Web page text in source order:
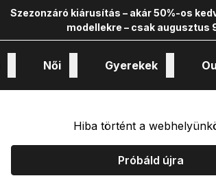
Szezonzáró kiárusítás – akár 50%-os
modellekre – csak augusztus
Női Gyerekek
Hiba történt a
Próbáld újra